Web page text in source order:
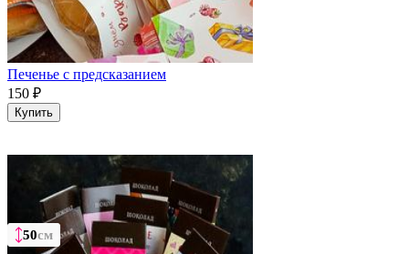
50см
50см
50см
Печенье с предсказанием
150 ₽
Купить